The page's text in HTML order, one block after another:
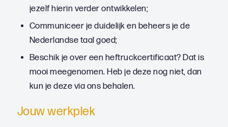
jezelf hierin verder ontwikkelen;
Communiceer je duidelijk en beheers je de
Nederlandse taal goed;
Beschik je over een heftruckcertificaat? Dat is
mooi meegenomen. Heb je deze nog niet, dan
kun je deze via ons behalen.
Jouw werkplek